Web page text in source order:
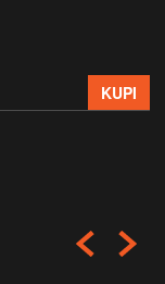
KUPI